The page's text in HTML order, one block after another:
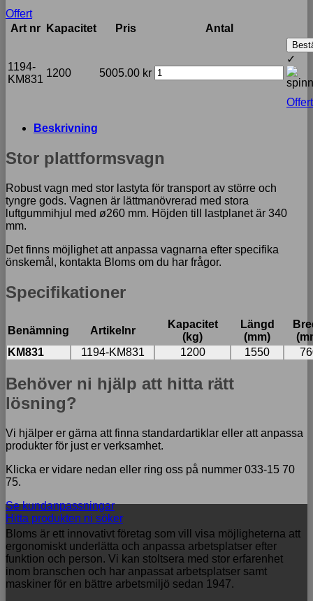
Offert
Art nr
Kapacitet Pris Antal
1194-
KM831
1200 5005.00 kr
✓
Offert
Beskrivning
Stor plattformsvagn
Robust vagn med stor lastyta för transport av större och
tyngre gods. Vagnen är lättmanövrerad med stora
luftgummihjul med ø260 mm. Höjden till lastplanet är 340
mm.
Det finns möjlighet att anpassa vagnarna efter specifika
önskemål, kontakta Bloms om du har frågor.
Specifikationer
Benämning Artikelnr
Kapacitet
(kg)
Längd
(mm)
KM831
1194-KM831 1200 1550
Behöver ni hjälp att hitta rätt
lösning?
Vi hjälper er gärna att finna standardartiklar eller att anpassa
produkter för just er verksamhet.
Klicka er vidare nedan eller ring oss på nummer 033-15 70
75.
Se kundanpassningar
Hitta produkten ni söker
Bloms är ett innovativt företag som vill visa möjligheterna att
ergonomiskt underlätta och anpassa arbetsplatser efter
funktion och person. Vi kan stoltsera med stor erfarenhet
inom branschen och har anpassat arbetsplatser samt
maskiner för en bättre arbetsmiljö sedan 1947.